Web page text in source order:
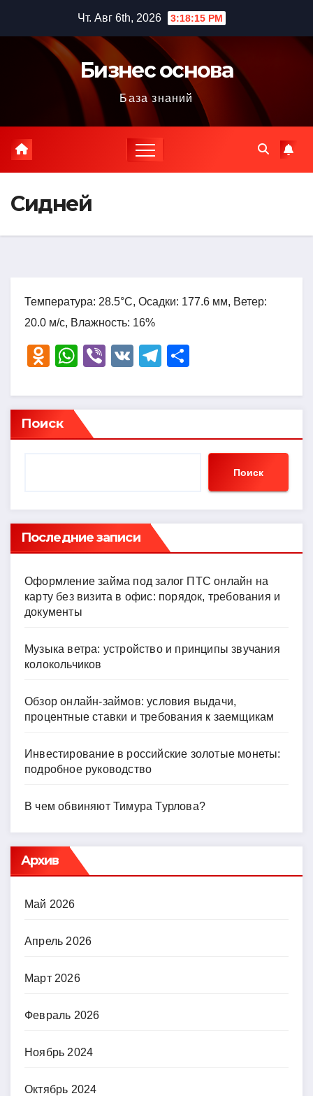
содержимому
Чт. Авг 6th, 2026 3:18:16 PM
Бизнес основа
База знаний
Сидней
Температура: 28.5°C, Осадки: 177.6 мм, Ветер:
20.0 м/с, Влажность: 16%
O
n
o
kl
ni
ki
W
at
s
A
Vi
er
V
T
e
a
р
в
ть
Поиск
Поиск
Последние записи
Оформление займа под залог ПТС онлайн на
карту без визита в офис: порядок, требования и
документы
Музыка ветра: устройство и принципы звучания
колокольчиков
Обзор онлайн-займов: условия выдачи,
процентные ставки и требования к заемщикам
Инвестирование в российские золотые монеты:
подробное руководство
В чем обвиняют Тимура Турлова?
Архив
Май 2026
Апрель 2026
Март 2026
Февраль 2026
Ноябрь 2024
Октябрь 2024